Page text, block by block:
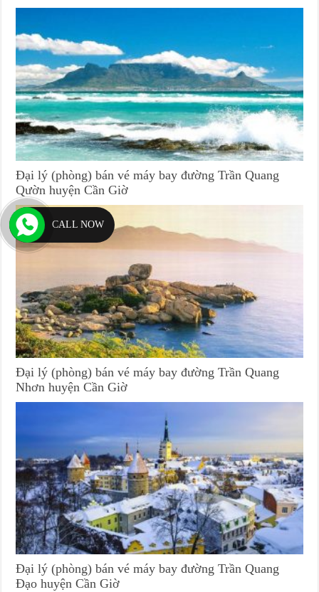
Đại lý (phòng) bán vé máy bay đường Trần Quang
Qườn huyện Cần Giờ
Đại lý (phòng) bán vé máy bay đường Trần Quang
Nhơn huyện Cần Giờ
Đại lý (phòng) bán vé máy bay đường Trần Quang
Đạo huyện Cần Giờ
CALL NOW